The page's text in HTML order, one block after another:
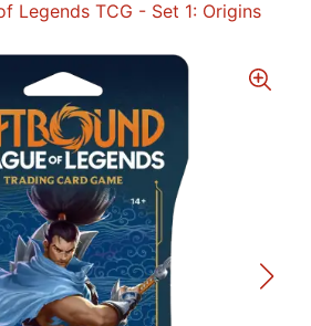
Legends TCG - Set 1: Origins